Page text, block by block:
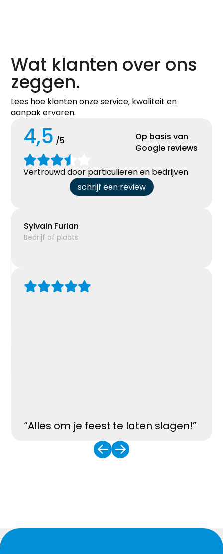
Wat klanten over ons
zeggen.
Lees hoe klanten onze service, kwaliteit en
aanpak ervaren.
4,5 /5
Op basis van
Google reviews
Vertrouwd door particulieren en bedrijven
schrijf een review
Sylvain Furlan
Bedrijf of plaats
“Alles om je feest te laten slagen!”